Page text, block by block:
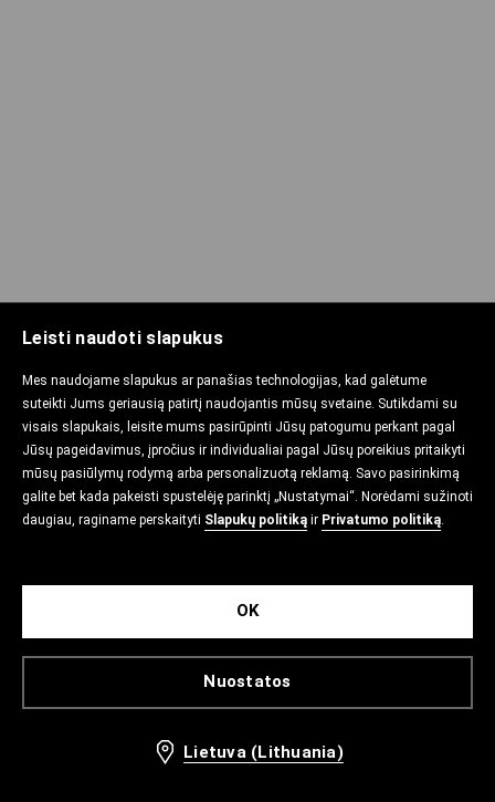
Leisti naudoti slapukus
Mes naudojame slapukus ar panašias technologijas, kad galėtume
suteikti Jums geriausią patirtį naudojantis mūsų svetaine. Sutikdami su
visais slapukais, leisite mums pasirūpinti Jūsų patogumu perkant pagal
Jūsų pageidavimus, įpročius ir individualiai pagal Jūsų poreikius pritaikyti
mūsų pasiūlymų rodymą arba personalizuotą reklamą. Savo pasirinkimą
galite bet kada pakeisti spustelėję parinktį „Nustatymai“. Norėdami sužinoti
daugiau, raginame perskaityti Slapukų politiką ir Privatumo politiką.
Nuostatos
OK
Lietuva (Lithuania)